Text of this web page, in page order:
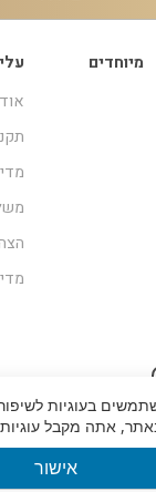
מיוחדים
בעוגיות
אתה מקבל
אישור